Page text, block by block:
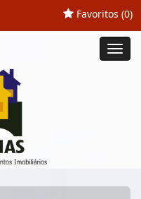
Favoritos (0)